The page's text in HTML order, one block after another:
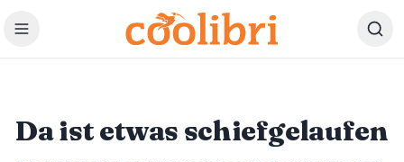
Zum Hauptinhalt springen
Da ist etwas schiefgelaufen